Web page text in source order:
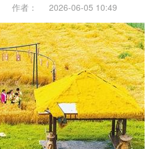
作者： 2026-06-05 10:49